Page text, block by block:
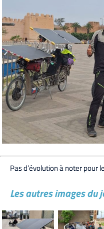
Pas d’évolution à noter pour
Les autres images du